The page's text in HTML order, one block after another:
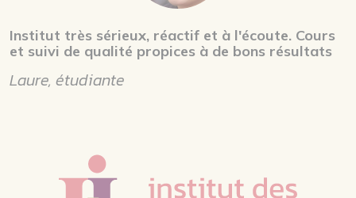
Institut très sérieux, réactif et à l'écoute. Cours
et suivi de qualité propices à de bons résultats
Laure, étudiante